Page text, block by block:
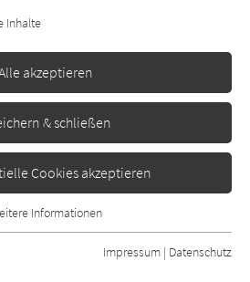
war Annabel
Bibliogr. Angaben
Inhalte
akzeptieren
& schließen
Cookies akzeptieren
für grundlegende Funktionen der
ist gewährleistet, dass die Webseite
Informationen
Impressum | Datenschutz